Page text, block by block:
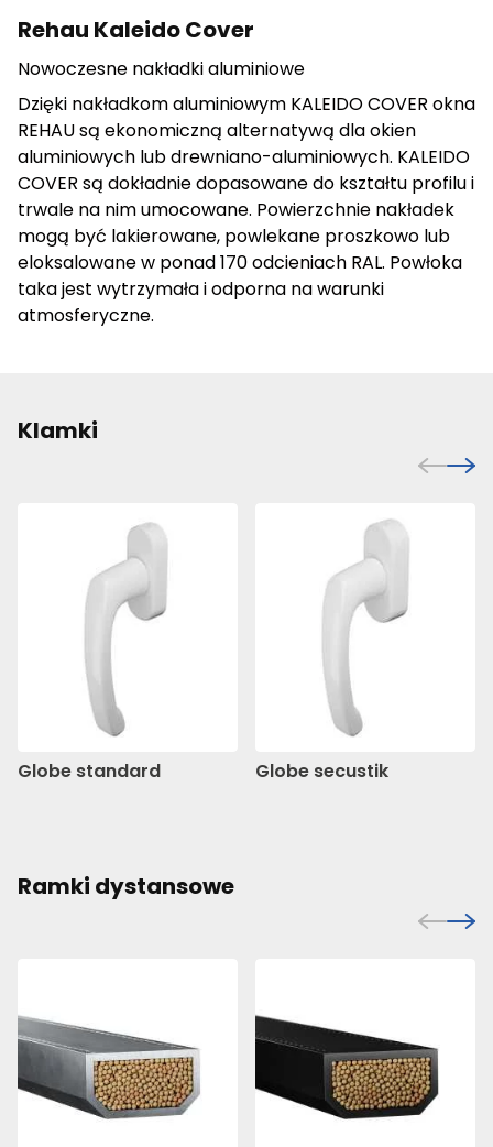
Rehau Kaleido Cover
Nowoczesne nakładki aluminiowe
Dzięki nakładkom aluminiowym KALEIDO COVER okna
REHAU są ekonomiczną alternatywą dla okien
aluminiowych lub drewniano-aluminiowych. KALEIDO
COVER są dokładnie dopasowane do kształtu profilu i
trwale na nim umocowane. Powierzchnie nakładek
mogą być lakierowane, powlekane proszkowo lub
eloksalowane w ponad 170 odcieniach RAL. Powłoka
taka jest wytrzymała i odporna na warunki
atmosferyczne.
Klamki
Globe standard Globe secustik
Ramki dystansowe